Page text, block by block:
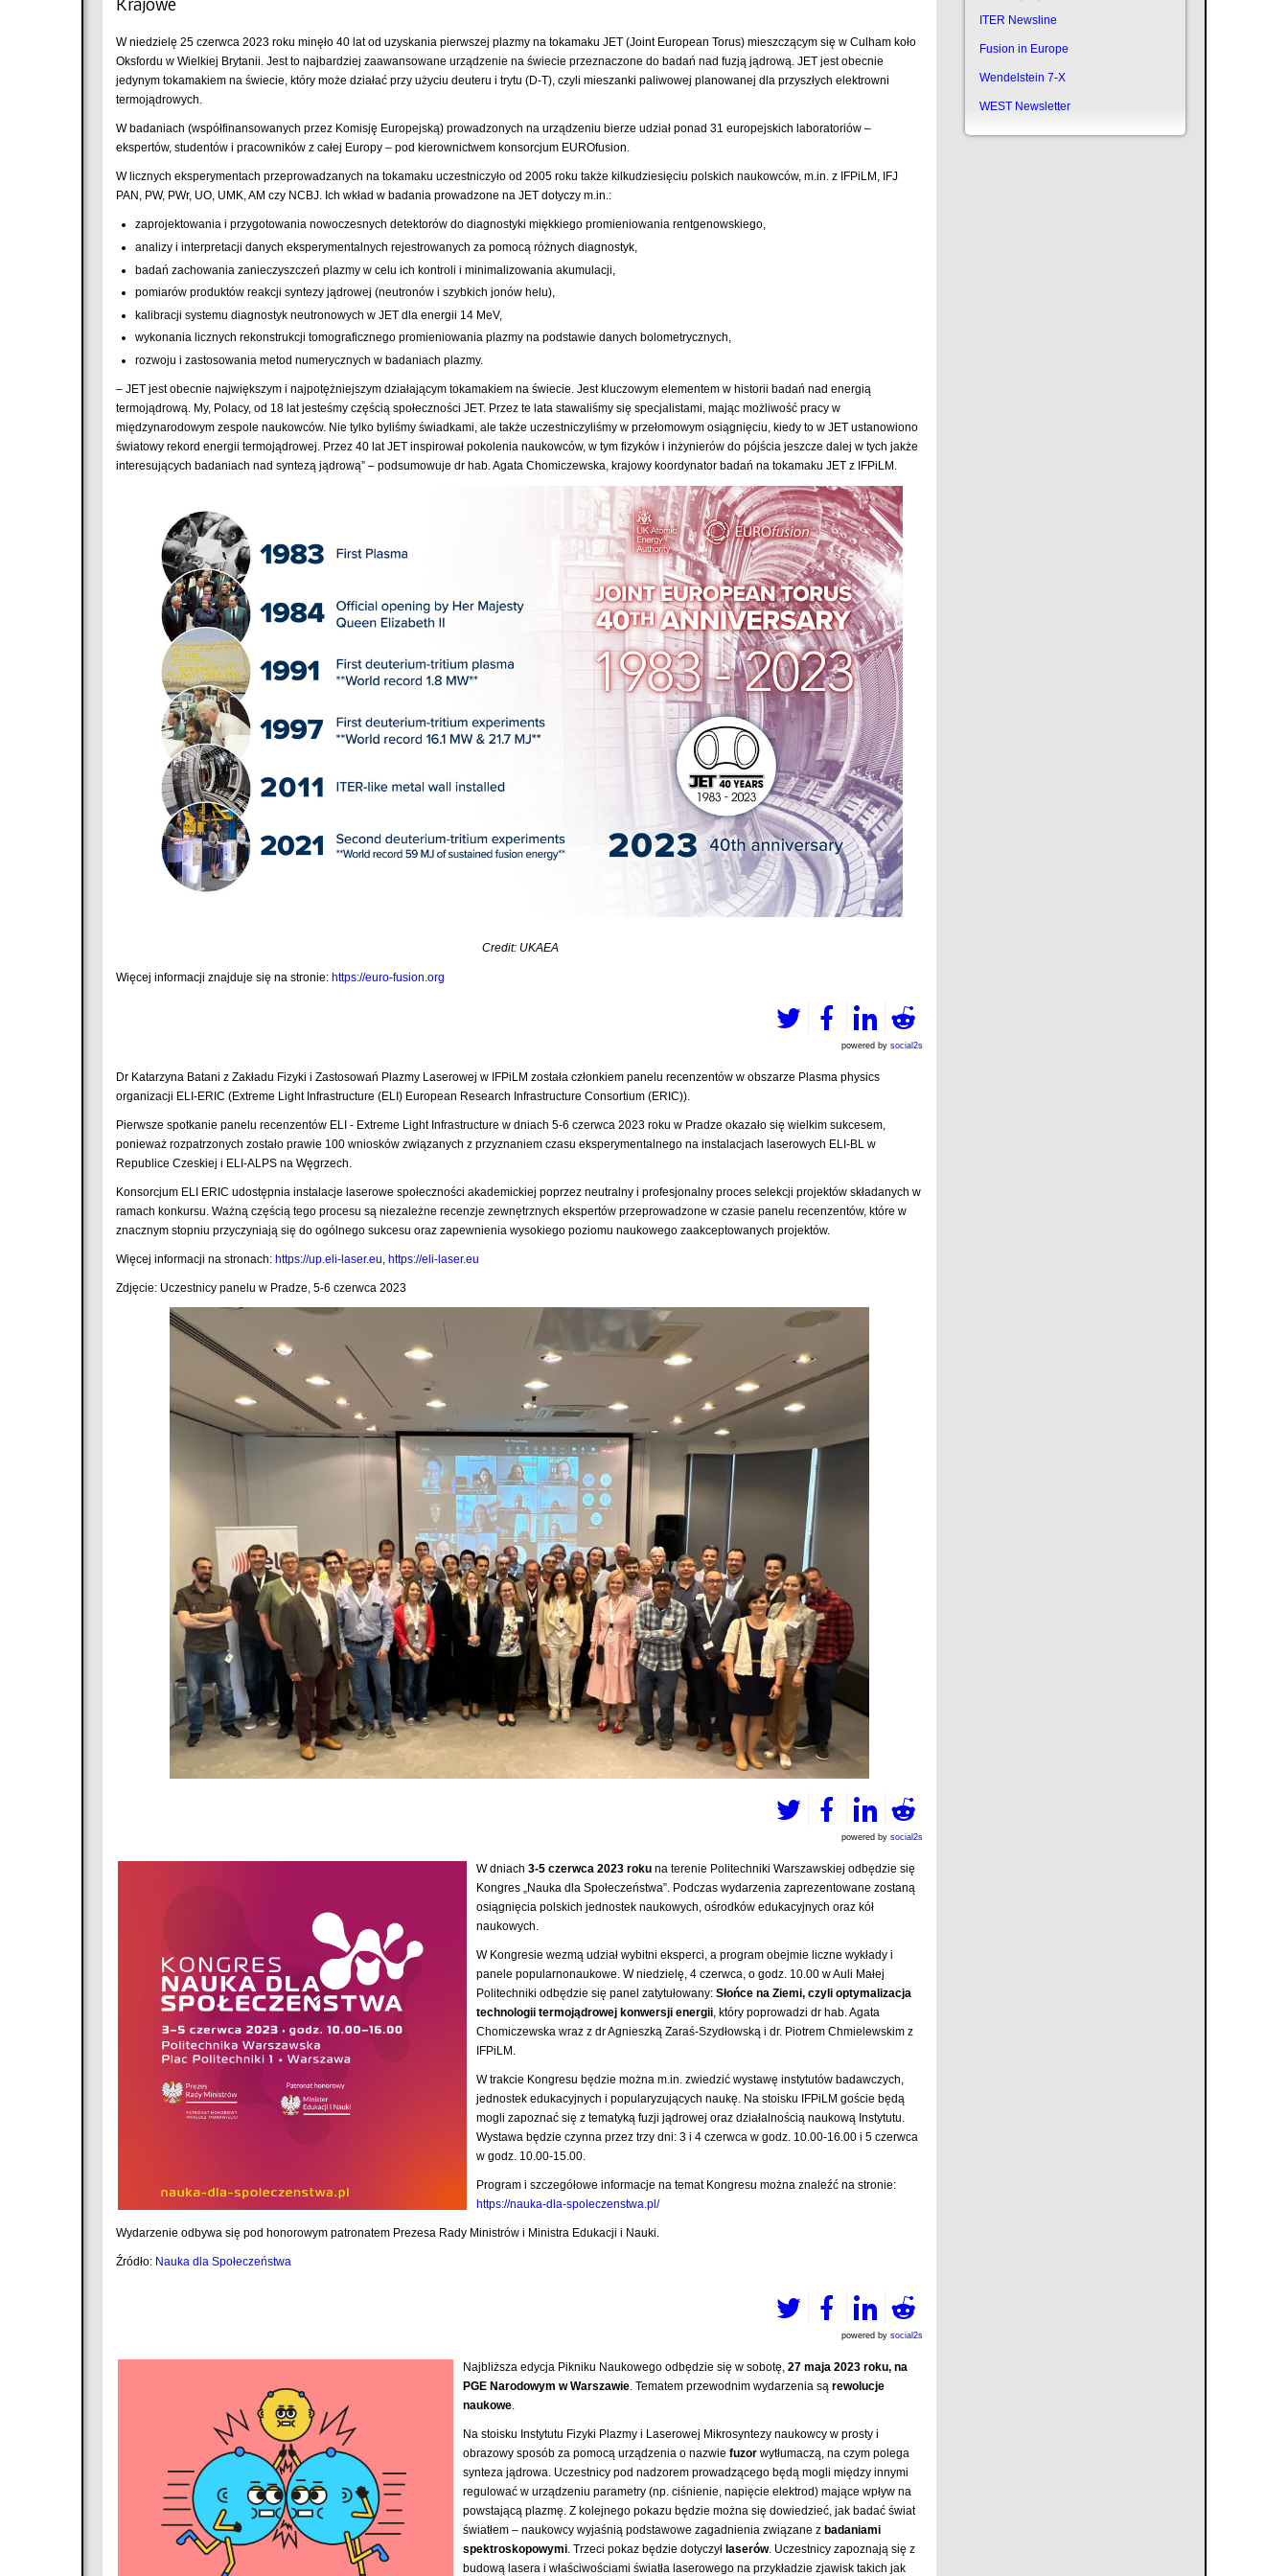
Krajowe
W niedzielę 25 czerwca 2023 roku minęło 40 lat od uzyskania pierwszej plazmy na tokamaku JET (Joint European Torus) mieszczącym się w Culham koło
Oksfordu w Wielkiej Brytanii. Jest to najbardziej zaawansowane urządzenie na świecie przeznaczone do badań nad fuzją jądrową. JET jest obecnie
jedynym tokamakiem na świecie, który może działać przy użyciu deuteru i trytu (D-T), czyli mieszanki paliwowej planowanej dla przyszłych elektrowni
termojądrowych.
W badaniach (współfinansowanych przez Komisję Europejską) prowadzonych na urządzeniu bierze udział ponad 31 europejskich laboratoriów –
ekspertów, studentów i pracowników z całej Europy – pod kierownictwem konsorcjum EUROfusion.
W licznych eksperymentach przeprowadzanych na tokamaku uczestniczyło od 2005 roku także kilkudziesięciu polskich naukowców, m.in. z IFPiLM, IFJ
PAN, PW, PWr, UO, UMK, AM czy NCBJ. Ich wkład w badania prowadzone na JET dotyczy m.in.:
zaprojektowania i przygotowania nowoczesnych detektorów do diagnostyki miękkiego promieniowania rentgenowskiego,
analizy i interpretacji danych eksperymentalnych rejestrowanych za pomocą różnych diagnostyk,
badań zachowania zanieczyszczeń plazmy w celu ich kontroli i minimalizowania akumulacji,
pomiarów produktów reakcji syntezy jądrowej (neutronów i szybkich jonów helu),
kalibracji systemu diagnostyk neutronowych w JET dla energii 14 MeV,
wykonania licznych rekonstrukcji tomograficznego promieniowania plazmy na podstawie danych bolometrycznych,
rozwoju i zastosowania metod numerycznych w badaniach plazmy.
– JET jest obecnie największym i najpotężniejszym działającym tokamakiem na świecie. Jest kluczowym elementem w historii badań nad energią
termojądrową. My, Polacy, od 18 lat jesteśmy częścią społeczności JET. Przez te lata stawaliśmy się specjalistami, mając możliwość pracy w
międzynarodowym zespole naukowców. Nie tylko byliśmy świadkami, ale także uczestniczyliśmy w przełomowym osiągnięciu, kiedy to w JET ustanowiono
światowy rekord energii termojądrowej. Przez 40 lat JET inspirował pokolenia naukowców, w tym fizyków i inżynierów do pójścia jeszcze dalej w tych jakże
interesujących badaniach nad syntezą jądrową” – podsumowuje dr hab. Agata Chomiczewska, krajowy koordynator badań na tokamaku JET z IFPiLM.
Credit: UKAEA
Więcej informacji znajduje się na stronie: https://euro-fusion.org
powered by social2s
Dr Katarzyna Batani z Zakładu Fizyki i Zastosowań Plazmy Laserowej w IFPiLM została członkiem panelu recenzentów w obszarze Plasma physics
organizacji ELI-ERIC (Extreme Light Infrastructure (ELI) European Research Infrastructure Consortium (ERIC)).
Pierwsze spotkanie panelu recenzentów ELI - Extreme Light Infrastructure w dniach 5-6 czerwca 2023 roku w Pradze okazało się wielkim sukcesem,
ponieważ rozpatrzonych zostało prawie 100 wniosków związanych z przyznaniem czasu eksperymentalnego na instalacjach laserowych ELI-BL w
Republice Czeskiej i ELI-ALPS na Węgrzech.
Konsorcjum ELI ERIC udostępnia instalacje laserowe społeczności akademickiej poprzez neutralny i profesjonalny proces selekcji projektów składanych w
ramach konkursu. Ważną częścią tego procesu są niezależne recenzje zewnętrznych ekspertów przeprowadzone w czasie panelu recenzentów, które w
znacznym stopniu przyczyniają się do ogólnego sukcesu oraz zapewnienia wysokiego poziomu naukowego zaakceptowanych projektów.
Więcej informacji na stronach: https://up.eli-laser.eu, https://eli-laser.eu
Zdjęcie: Uczestnicy panelu w Pradze, 5-6 czerwca 2023
powered by social2s
W dniach3-5 czerwca 2023 roku na terenie Politechniki Warszawskiej odbędzie się
Kongres „Nauka dla Społeczeństwa”. Podczas wydarzenia zaprezentowane zostaną
osiągnięcia polskich jednostek naukowych, ośrodków edukacyjnych oraz kół
naukowych.
W Kongresie wezmą udział wybitni eksperci, a program obejmie liczne wykłady i
panele popularnonaukowe. W niedzielę, 4 czerwca, o godz. 10.00 w Auli Małej
Politechniki odbędzie się panel zatytułowany:Słońce na Ziemi, czyli optymalizacja
technologii termojądrowej konwersji energii, który poprowadzi dr hab. Agata
Chomiczewska wraz z dr Agnieszką Zaraś-Szydłowską i dr. Piotrem Chmielewskim z
IFPiLM.
W trakcie Kongresu będzie można m.in. zwiedzić wystawę instytutów badawczych,
jednostek edukacyjnych i popularyzujących naukę. Na stoisku IFPiLM goście będą
mogli zapoznać się z tematyką fuzji jądrowej oraz działalnością naukową Instytutu.
Wystawa będzie czynna przez trzy dni: 3 i 4 czerwca w godz. 10.00-16.00 i 5 czerwca
w godz. 10.00-15.00.
Program i szczegółowe informacje na temat Kongresu można znaleźć na stronie:
https://nauka-dla-spoleczenstwa.pl/
Wydarzenie odbywa się pod honorowym patronatem Prezesa Rady Ministrów i Ministra Edukacji i Nauki.
Źródło: Nauka dla Społeczeństwa
powered by social2s
Najbliższa edycja Pikniku Naukowego odbędzie się w sobotę,27 maja 2023 roku, na
PGE Narodowym w Warszawie. Tematem przewodnim wydarzenia sąrewolucje
naukowe.
Na stoisku Instytutu Fizyki Plazmy i Laserowej Mikrosyntezy naukowcy w prosty i
obrazowy sposób za pomocą urządzenia o nazwiefuzor wytłumaczą, na czym polega
synteza jądrowa. Uczestnicy pod nadzorem prowadzącego będą mogli między innymi
regulować w urządzeniu parametry (np. ciśnienie, napięcie elektrod) mające wpływ na
powstającą plazmę. Z kolejnego pokazu będzie można się dowiedzieć, jak badać świat
światłem – naukowcy wyjaśnią podstawowe zagadnienia związane z badaniami
spektroskopowymi. Trzeci pokaz będzie dotyczył laserów. Uczestnicy zapoznają się z
budową lasera i właściwościami światła laserowego na przykładzie zjawisk takich jak
ITER Newsline
Fusion in Europe
Wendelstein 7-X
WEST Newsletter